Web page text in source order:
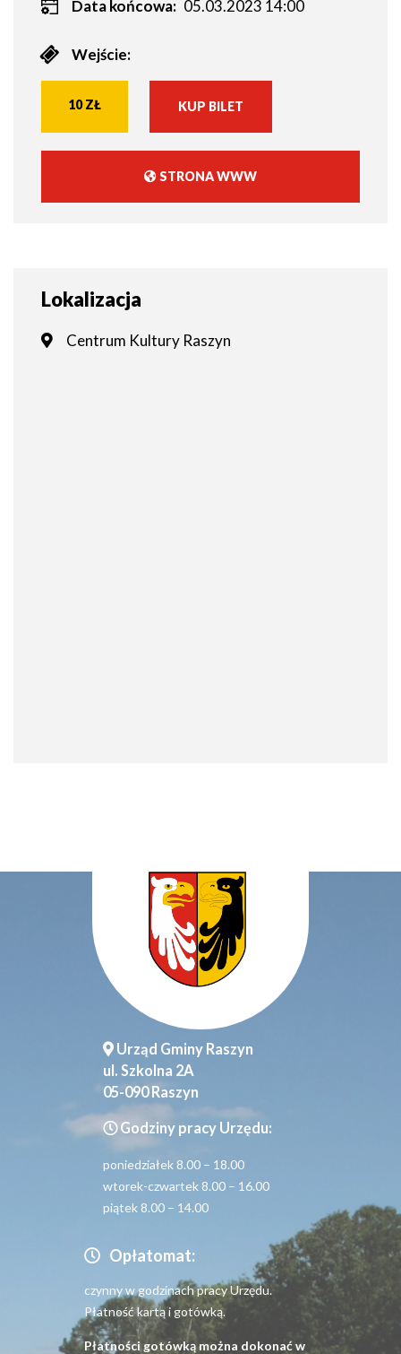
Data końcowa: 05.03.2023 14:00
Wejście:
10 ZŁ
WILL
OPEN
NEW
WINDOW
KUP BILET
WILL
OPEN
STRONA WWW
Lokalizacja
Centrum Kultury Raszyn
Urząd Gminy Raszyn
ul. Szkolna 2A
05-090 Raszyn
Godziny pracy Urzędu:
poniedziałek 8.00 – 18.00
wtorek-czwartek 8.00 – 16.00
piątek 8.00 – 14.00
Opłatomat:
czynny w godzinach pracy Urzędu.
Płatność kartą i gotówką.
Płatności gotówką można dokonać w